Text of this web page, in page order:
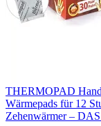
THERMOPAD
Wärmepads für 12
Zehenwärmer –